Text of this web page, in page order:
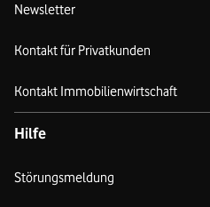
Newsletter
Kontakt für Privatkunden
Kontakt Immobilienwirtschaft
Hilfe
Störungsmeldung